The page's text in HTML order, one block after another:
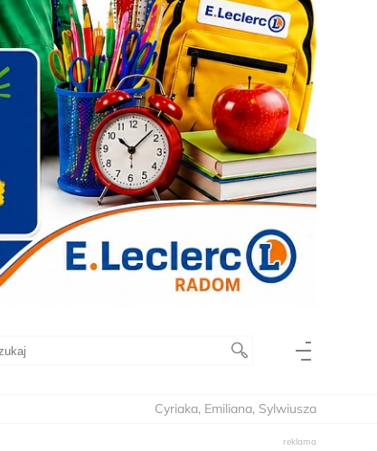
Cyriaka, Emiliana, Sylwiusza